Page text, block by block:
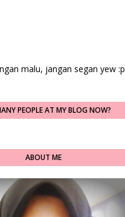
malu, jangan segan yew :p
PEOPLE AT MY BLOG NOW?
ABOUT ME